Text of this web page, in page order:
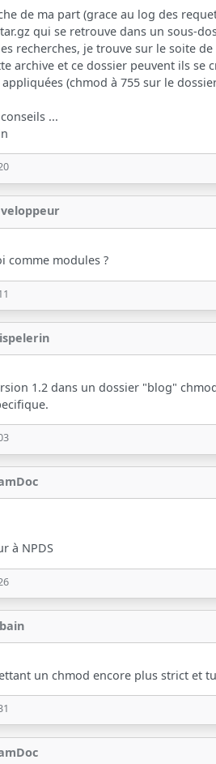
de ma part (grace au log des
qui se retrouve dans un sous-
recherches, je trouve sur le soite
archive et ce dossier peuvent ils se
(chmod à 755 sur le
...
comme modules ?
1.2 dans un dossier "blog"
à NPDS
un chmod encore plus strict et